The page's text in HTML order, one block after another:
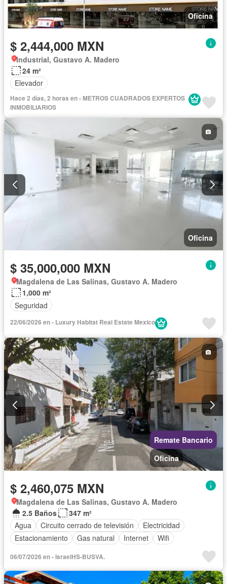
Oficina
$ 2,444,000 MXN
Industrial, Gustavo A. Madero
24 m²
Elevador
Hace 2 días, 2 horas en - METROS CUADRADOS EXPERTOS
INMOBILIARIOS
Oficina
$ 35,000,000 MXN
Magdalena de Las Salinas, Gustavo A. Madero
1,000 m²
Seguridad
22/06/2026 en - Luxury Habitat Real Estate Mexico
Remate Bancario
Oficina
$ 2,460,075 MXN
Magdalena de Las Salinas, Gustavo A. Madero
2.5 Baños
347 m²
Agua
Circuito cerrado de televisión
Electricidad
Estacionamiento
Gas natural Internet Wifi
06/07/2026 en - IsraelHS-BUSVA.